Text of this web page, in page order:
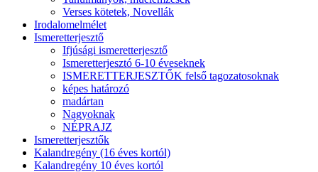
Verses kötetek, Novellák
Irodalomelmélet
Ismeretterjesztő
Ifjúsági ismeretterjesztő
Ismeretterjesztó 6-10 éveseknek
ISMERETTERJESZTŐK felső tagozatosoknak
képes határozó
madártan
Nagyoknak
NÉPRAJZ
Ismeretterjesztők
Kalandregény (16 éves kortól)
Kalandregény 10 éves kortól